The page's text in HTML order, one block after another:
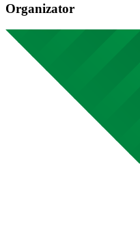
Organizator